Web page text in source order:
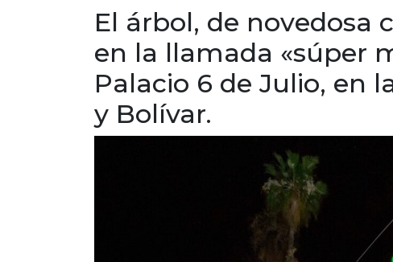
El árbol, de novedosa
en la llamada «súper
Palacio 6 de Julio, en
y Bolívar.